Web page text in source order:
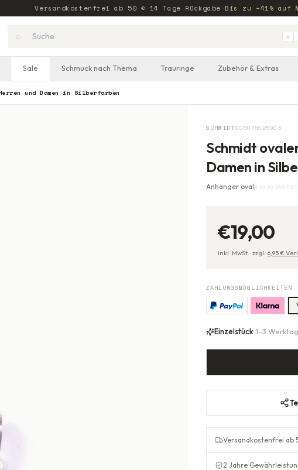
Versandkostenfrei ab 50 € · 14 Tage Rückgabe ·Bis zu −41% auf
⌕ ⌘
Sale Schmuck nach Thema Trauringe Zubehör & Extras
und Damen in Silberfarben
SCHMIDT006075025003
Schmidt
Damen in
Anhänger oval
€19,00
inkl. MwSt. ·zzgl. 6,95€
ZAHLUNGSMÖGLICHKEITEN
Einzelstück· 1–3
Versandkostenfrei ab
2 Jahre